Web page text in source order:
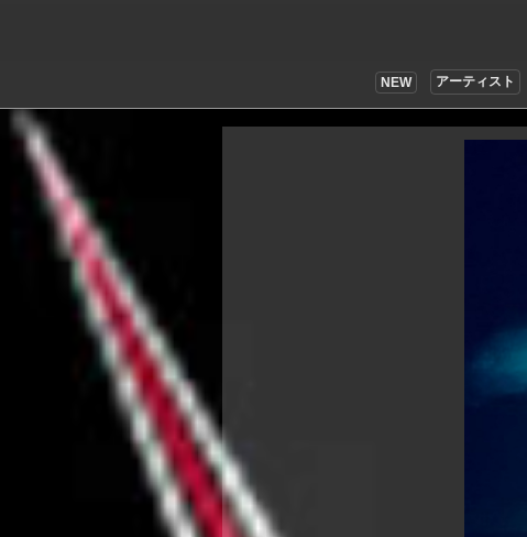
NEW アーティスト